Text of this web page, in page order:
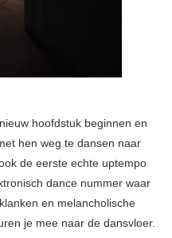
hoofdstuk beginnen en
hen weg te dansen naar
de eerste echte uptempo
dance nummer waar
en melancholische
je mee naar de dansvloer.